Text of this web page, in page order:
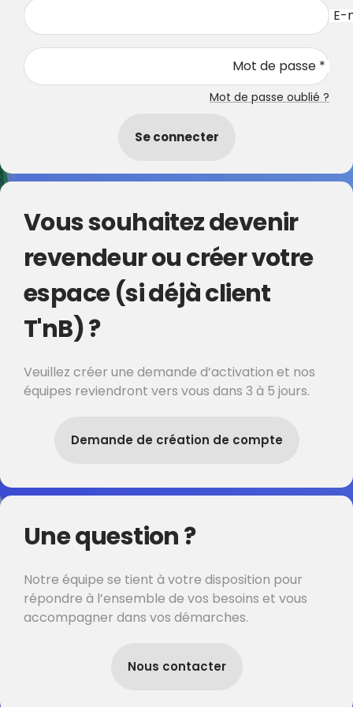
E-
Mot de passe *
Mot de passe oublié ?
Se connecter
Vous souhaitez devenir
revendeur ou créer votre
espace (si déjà client
T'nB) ?
Veuillez créer une demande d’activation et nos
équipes reviendront vers vous dans 3 à 5 jours.
Demande de création de compte
Une question ?
Notre équipe se tient à votre disposition pour
répondre à l’ensemble de vos besoins et vous
accompagner dans vos démarches.
Nous contacter